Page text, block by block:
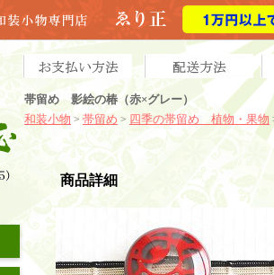
帯留め 影絵の椿（赤×グレー）
和装小物 > 帯留め > 四季の帯留め 植物・果物
商品詳細